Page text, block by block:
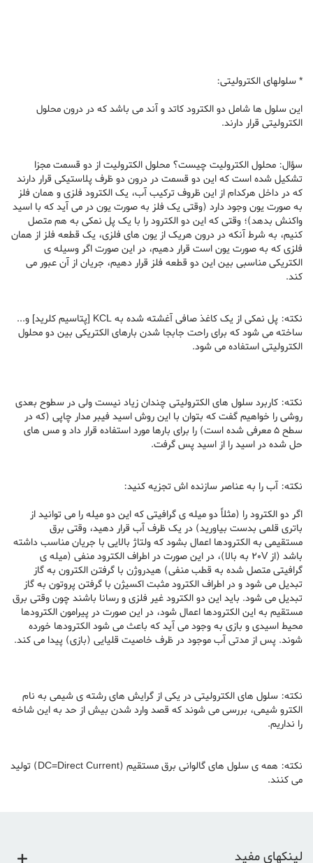
* سلولهای الکترولیتی:
این سلول ها شامل دو الکترود کاتد و آند می باشد که در درون محلول
الکترولیتی قرار دارند.
سؤال: محلول الکترولیت چیست؟ محلول الکترولیت از دو قسمت مجزا
تشکیل شده است که این دو قسمت در درون دو ظرف پلاستیکی قرار دارند
که در داخل هرکدام از این ظروف ترکیب آب، یک الکترود فلزی و همان فلز
به صورت یون وجود دارد (وقتی یک فلز به صورت یون در می آید که با اسید
واکنش بدهد)؛ وقتی که این دو الکترود را با یک پل نمکی به هم متصل
کنیم، به شرط آنکه در درون هریک از یون های فلزی، یک قطعه فلز از همان
فلزی که به صورت یون است قرار دهیم، در این صورت اگر وسیله ی
الکتریکی مناسبی بین این دو قطعه فلز قرار دهیم، جریان از آن عبور می
کند.
نکته: پل نمکی از یک کاغذ صافی آغشته شده به KCL [پتاسیم کلرید] و...
ساخته می شود که برای راحت جابجا شدن بارهای الکتریکی بین دو محلول
الکترولیتی استفاده می شود.
نکته: کاربرد سلول های الکترولیتی چندان زیاد نیست ولی در سطوح بعدی
روشی را خواهیم گفت که بتوان با این روش اسید فیبر مدار چاپی (که در
سطح 5 معرفی شده است) را برای بارها مورد استفاده قرار داد و مس های
حل شده در اسید را از اسید پس گرفت.
نکته: آب را به عناصر سازنده اش تجزیه کنید:
اگر دو الکترود را (مثلاً دو میله ی گرافیتی که این دو میله را می توانید از
باتری قلمی بدست بیاورید) در یک ظرف آب قرار دهید، وقتی برق
مستقیمی به الکترودها اعمال بشود که ولتاژ بالایی با جریان مناسب داشته
باشد (از 20V به بالا)، در این صورت در اطراف الکترود منفی (میله ی
گرافیتی متصل شده به قطب منفی) هیدروژن با گرفتن الکترون به گاز
تبدیل می شود و در اطراف الکترود مثبت اکسیژن با گرفتن پروتون به گاز
تبدیل می شود. باید این دو الکترود غیر فلزی و رسانا باشند چون وقتی برق
مستقیم به این الکترودها اعمال شود، در این صورت در پیرامون الکترودها
محیط اسیدی و بازی به وجود می آید که باعث می شود الکترودها خورده
شوند. پس از مدتی آب موجود در ظرف خاصیت قلیایی (بازی) پیدا می کند.
نکته: سلول های الکترولیتی در یکی از گرایش های رشته ی شیمی به نام
الکترو شیمی، بررسی می شوند که قصد وارد شدن بیش از حد به این شاخه
را نداریم.
نکته: همه ی سلول های گالوانی برق مستقیم (DC=Direct Current) تولید
می کنند.
لینکهای مفید